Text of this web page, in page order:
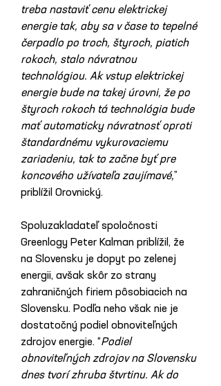
treba nastaviť cenu elektrickej
energie tak, aby sa v čase to tepelné
čerpadlo po troch, štyroch, piatich
rokoch, stalo návratnou
technológiou. Ak vstup elektrickej
energie bude na takej úrovni, že po
štyroch rokoch tá technológia bude
mať automaticky návratnosť oproti
štandardnému vykurovaciemu
zariadeniu, tak to začne byť pre
koncového užívateľa zaujímavé,”
priblížil Orovnický.
Spoluzakladateľ spoločnosti
Greenlogy Peter Kalman priblížil, že
na Slovensku je dopyt po zelenej
energii, avšak skôr zo strany
zahraničných firiem pôsobiacich na
Slovensku. Podľa neho však nie je
dostatočný podiel obnoviteľných
zdrojov energie. “Podiel
obnoviteľných zdrojov na Slovensku
dnes tvorí zhruba štvrtinu. Ak do